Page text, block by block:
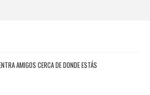
AMIGOS CERCA DE DONDE ESTÁS